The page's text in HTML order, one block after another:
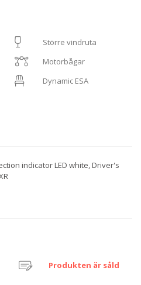
Större vindruta
Motorbågar
Dynamic ESA
indicator LED white, Driver's
Produkten är såld